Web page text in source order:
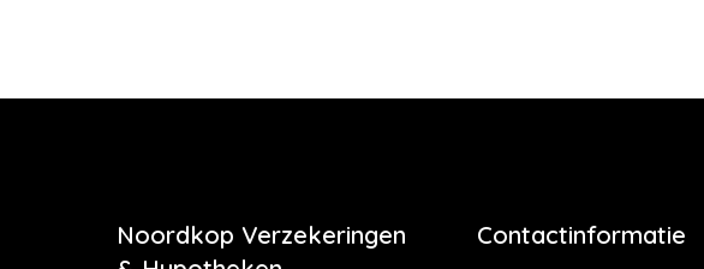
Noordkop Verzekeringen
Contactinformatie